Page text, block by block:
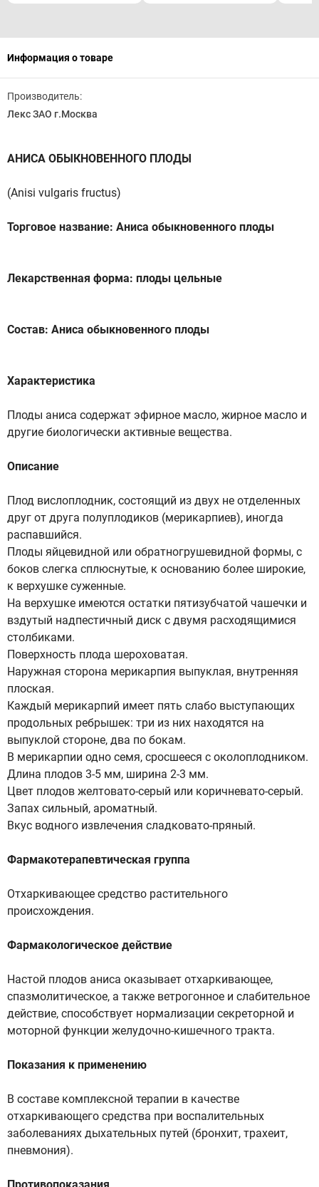
Информация о товаре
Производитель:
Лекс ЗАО г.Москва
АНИСА ОБЫКНОВЕННОГО ПЛОДЫ
(Anisi vulgaris fructus)
Торговое название: Аниса обыкновенного плоды
Лекарственная форма: плоды цельные
Состав: Аниса обыкновенного плоды
Характеристика
Плоды аниса содержат эфирное масло, жирное масло и
другие биологически активные вещества.
Описание
Плод вислоплодник, состоящий из двух не отделенных
друг от друга полуплодиков (мерикарпиев), иногда
распавшийся.
Плоды яйцевидной или обратногрушевидной формы, с
боков слегка сплюснутые, к основанию более широкие,
к верхушке суженные.
На верхушке имеются остатки пятизубчатой чашечки и
вздутый надпестичный диск с двумя расходящимися
столбиками.
Поверхность плода шероховатая.
Наружная сторона мерикарпия выпуклая, внутренняя
плоская.
Каждый мерикарпий имеет пять слабо выступающих
продольных ребрышек: три из них находятся на
выпуклой стороне, два по бокам.
В мерикарпии одно семя, сросшееся с околоплодником.
Длина плодов 3-5 мм, ширина 2-3 мм.
Цвет плодов желтовато-серый или коричневато-серый.
Запах сильный, ароматный.
Вкус водного извлечения сладковато-пряный.
Фармакотерапевтическая группа
Отхаркивающее средство растительного
происхождения.
Фармакологическое действие
Настой плодов аниса оказывает отхаркивающее,
спазмолитическое, а также ветрогонное и слабительное
действие, способствует нормализации секреторной и
моторной функции желудочно-кишечного тракта.
Показания к применению
В составе комплексной терапии в качестве
отхаркивающего средства при воспалительных
заболеваниях дыхательных путей (бронхит, трахеит,
пневмония).